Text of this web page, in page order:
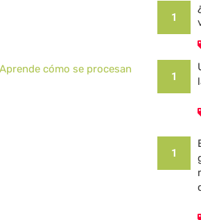
Aprende cómo se procesan
1
1
1